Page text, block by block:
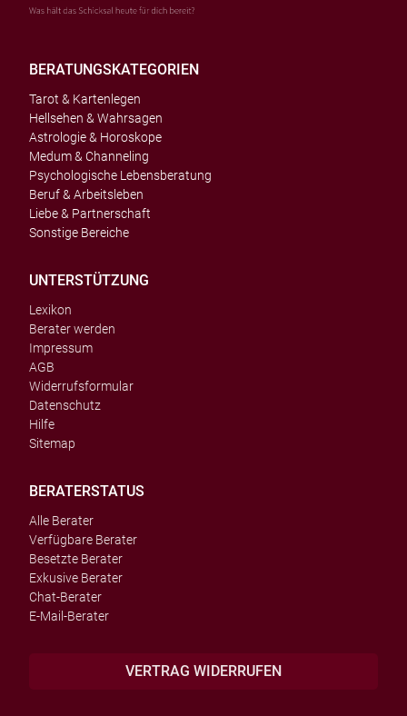
BERATUNGSKATEGORIEN
Tarot & Kartenlegen
Hellsehen & Wahrsagen
Astrologie & Horoskope
Medum & Channeling
Psychologische Lebensberatung
Beruf & Arbeitsleben
Liebe & Partnerschaft
Sonstige Bereiche
UNTERSTÜTZUNG
Lexikon
Berater werden
Impressum
AGB
Widerrufsformular
Datenschutz
Hilfe
Sitemap
BERATERSTATUS
Alle Berater
Verfügbare Berater
Besetzte Berater
Exkusive Berater
Chat-Berater
E-Mail-Berater
VERTRAG WIDERRUFEN